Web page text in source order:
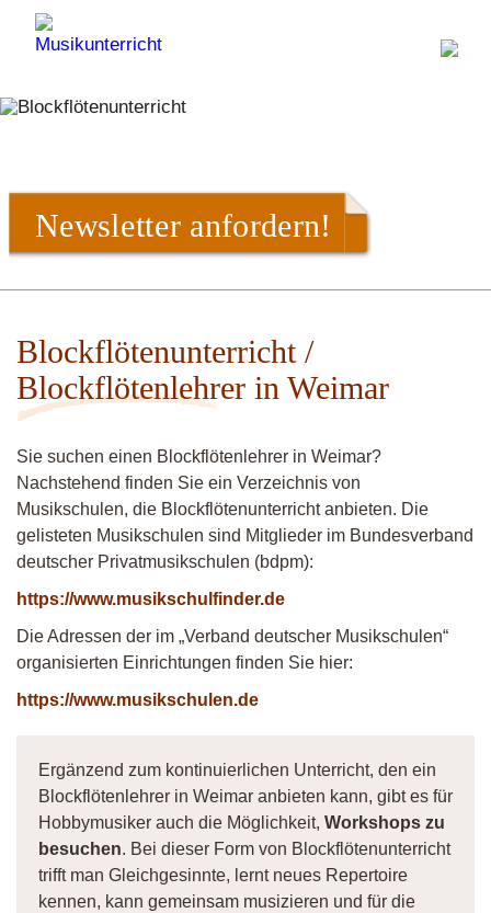
Newsletter anfordern!
Blockflötenunterricht /
Blockflötenlehrer in Weimar
Sie suchen einen Blockflötenlehrer in Weimar?
Nachstehend finden Sie ein Verzeichnis von
Musikschulen, die Blockflötenunterricht anbieten. Die
gelisteten Musikschulen sind Mitglieder im Bundesverband
deutscher Privatmusikschulen (bdpm):
https://www.musikschulfinder.de
Die Adressen der im „Verband deutscher Musikschulen“
organisierten Einrichtungen finden Sie hier:
https://www.musikschulen.de
Ergänzend zum kontinuierlichen Unterricht, den ein
Blockflötenlehrer in Weimar anbieten kann, gibt es für
Hobbymusiker auch die Möglichkeit, Workshops zu
besuchen. Bei dieser Form von Blockflötenunterricht
trifft man Gleichgesinnte, lernt neues Repertoire
kennen, kann gemeinsam musizieren und für die